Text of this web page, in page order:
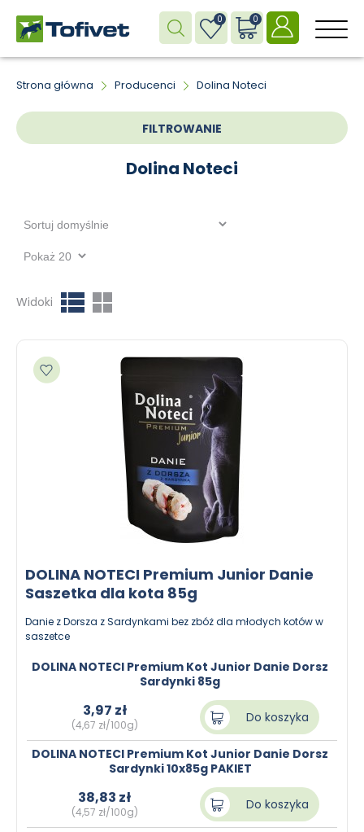
0 0 M
Strona główna Producenci Dolina Noteci
FILTROWANIE
Dolina Noteci
Widoki
Dodaj do ulubionych
DOLINA NOTECI Premium Junior Danie
Saszetka dla kota 85g
Danie z Dorsza z Sardynkami bez zbóż dla młodych kotów w
saszetce
DOLINA NOTECI Premium Kot Junior Danie Dorsz
Sardynki 85g
3,97 zł
(4,67 zł/100g) Do koszyka
DOLINA NOTECI Premium Kot Junior Danie Dorsz
Sardynki 10x85g PAKIET
38,83 zł
(4,57 zł/100g) Do koszyka